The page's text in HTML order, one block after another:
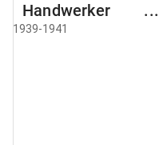
Handwerker u.
Arbeiter des
1939-1941